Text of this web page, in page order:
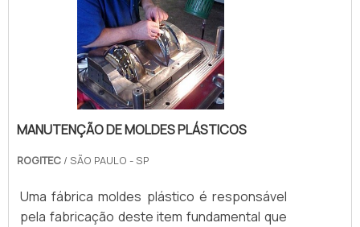
será a produtividade. Geralmente dividida em
duas partes, a cavidade do molde gar.
MANUTENÇÃO DE MOLDES PLÁSTICOS
ROGITEC / SÃO PAULO - SP
Uma fábrica moldes plástico é responsável
pela fabricação deste item fundamental que